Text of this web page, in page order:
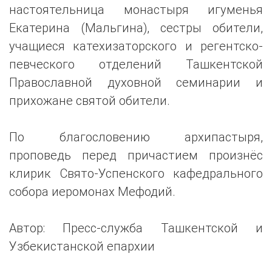
настоятельница монастыря игуменья
Екатерина (Мальгина), сестры обители,
учащиеся катехизаторского и регентско-
певческого отделений Ташкентской
Православной духовной семинарии и
прихожане святой обители.
По благословению архипастыря,
проповедь перед причастием произнёс
клирик Свято-Успенского кафедрального
собора иеромонах Мефодий.
Автор: Пресс-служба Ташкентской и
Узбекистанской епархии